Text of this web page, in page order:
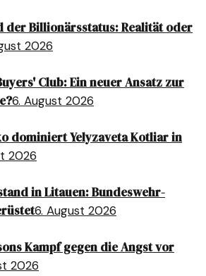
der Billionärsstatus: Realität oder
2026
Club: Ein neuer Ansatz zur
6. August 2026
dominiert Yelyzaveta Kotliar in
2026
in Litauen: Bundeswehr-
6. August 2026
Kampf gegen die Angst vor
2026